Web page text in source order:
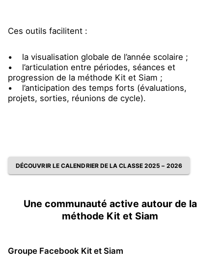
Ces outils facilitent :
• la visualisation globale de l’année scolaire ;
• l’articulation entre périodes, séances et
progression de la méthode Kit et Siam ;
• l’anticipation des temps forts (évaluations,
projets, sorties, réunions de cycle).
DÉCOUVRIR LE CALENDRIER DE LA CLASSE 2025 – 2026
Une communauté active autour de la
méthode Kit et Siam
Groupe Facebook Kit et Siam